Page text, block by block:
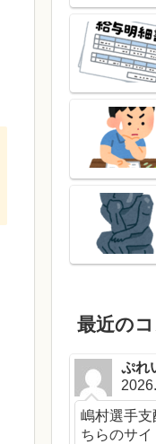
最近の
ぷれ
嶋村選手支
ちらのサ